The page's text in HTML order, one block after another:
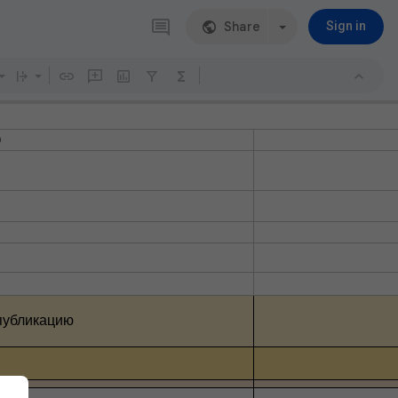
Share Sign in